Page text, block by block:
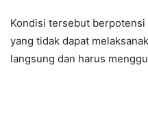
Kondisi tersebut berpotensi
yang tidak dapat
langsung dan harus